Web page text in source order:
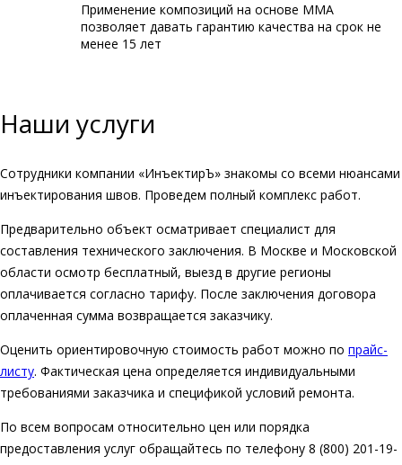
Применение композиций на основе ММА
позволяет давать гарантию качества на срок не
менее 15 лет
Наши услуги
Сотрудники компании «ИнъектирЪ» знакомы со всеми нюансами
инъектирования швов. Проведем полный комплекс работ.
Предварительно объект осматривает специалист для
составления технического заключения. В Москве и Московской
области осмотр бесплатный, выезд в другие регионы
оплачивается согласно тарифу. После заключения договора
оплаченная сумма возвращается заказчику.
Оценить ориентировочную стоимость работ можно по прайс-
листу. Фактическая цена определяется индивидуальными
требованиями заказчика и спецификой условий ремонта.
По всем вопросам относительно цен или порядка
предоставления услуг обращайтесь по телефону 8 (800) 201-19-